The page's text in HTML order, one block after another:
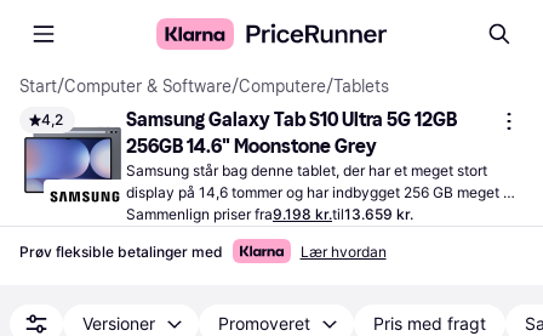
Start/Computer & Software/Computere/Tablets
4,2
Samsung Galaxy Tab S10 Ultra 5G 12GB
256GB 14.6" Moonstone Grey
Samsung står bag denne tablet, der har et meget stort
display på 14,6 tommer og har indbygget 256 GB meget
generøs hukommelse. Tag skarpe, flotte billeder med et
bagkamera på 13 MP.
Sammenlign priser fra9.198 kr.til13.659 kr.
Prøv fleksible betalinger med Lær hvordan
Versioner Promoveret Pris med fragt